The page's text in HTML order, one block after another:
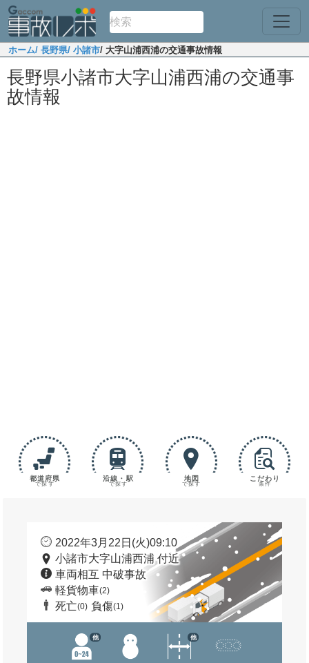
ホーム/ 長野県/ 小諸市/ 大字山浦西浦の交通事故情報
長野県小諸市大字山浦西浦の交通事
故情報
都道府県
で探す
沿線・駅
で探す
地図
で探す
こだわり
条件
2022年3月22日(火)09:10
小諸市大字山浦西浦 付近
車両相互 中破事故
軽貨物車(2)
死亡(0) 負傷(1)
他 他